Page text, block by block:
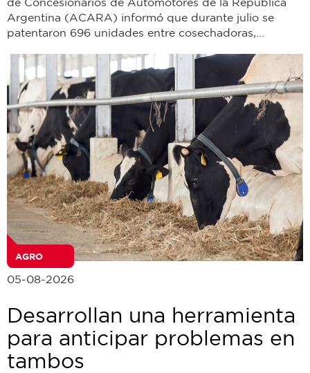
Argentina (ACARA) informó que durante julio se
patentaron 696 unidades entre cosechadoras,...
AGRO
05-08-2026
Desarrollan una herramienta
para anticipar problemas en
tambos